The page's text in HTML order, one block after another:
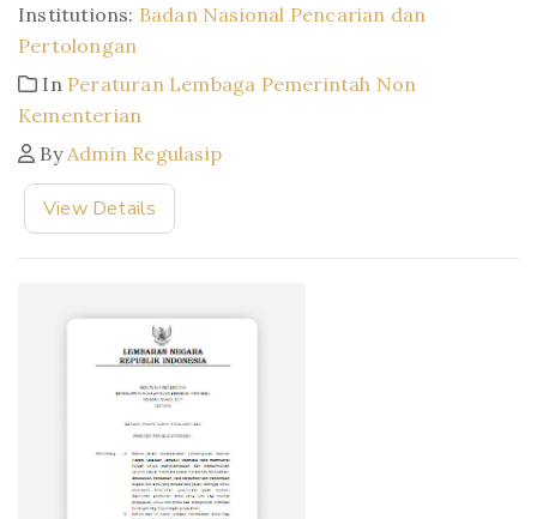
Institutions: Badan Nasional Pencarian dan
Pertolongan
In Peraturan Lembaga Pemerintah Non
Kementerian
By Admin Regulasip
View Details